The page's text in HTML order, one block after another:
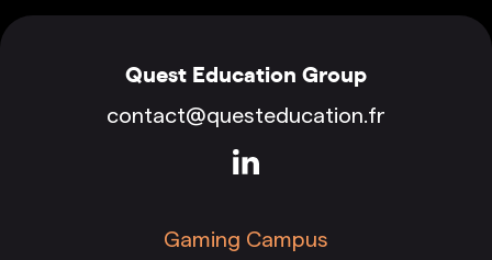
Quest Education Group
contact@questeducation.fr
Gaming Campus